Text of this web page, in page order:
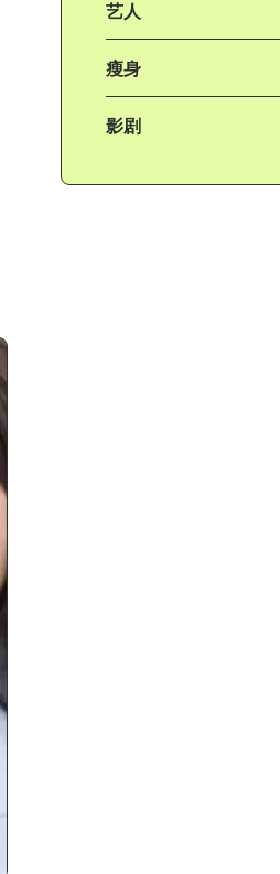
艺人
瘦身
影剧